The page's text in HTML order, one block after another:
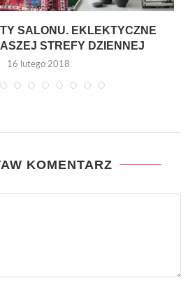
SALONU. EKLEKTYCZNE
STREFY DZIENNEJ
16 lutego 2018
KOMENTARZ